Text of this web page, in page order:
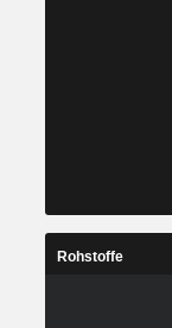
Rohstoffe